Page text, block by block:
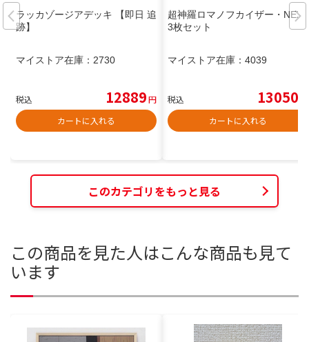
ラッカゾージアデッキ 【即日 追
跡】
マイストア在庫： 2730
税込 12889円
カートに入れる
超神羅ロマノフカイザー・NEX
3枚セット
マイストア在庫： 4039
税込 13050
カートに入れる
このカテゴリをもっと見る
この商品を見た人はこんな商品も見て
います